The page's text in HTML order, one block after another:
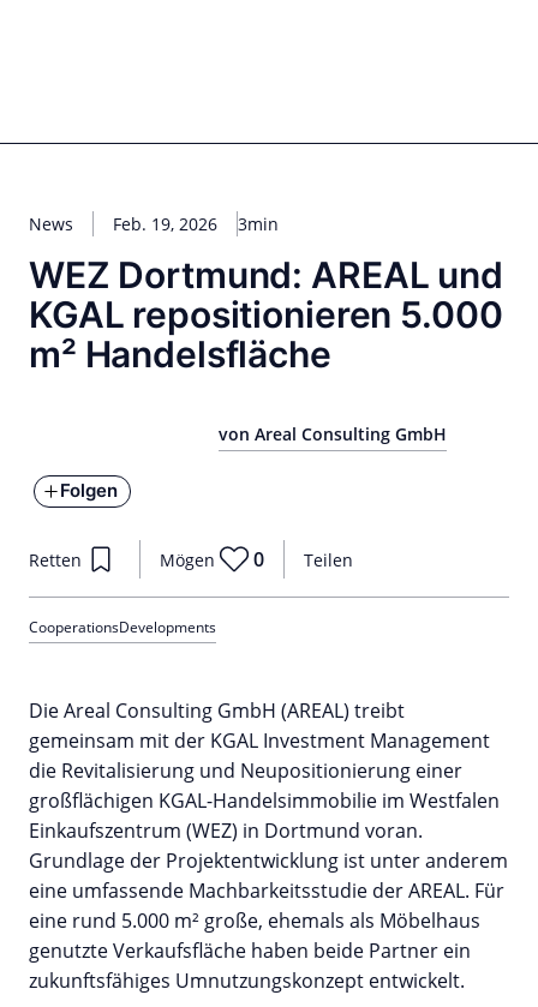
News Feb. 19, 2026 3min
WEZ Dortmund: AREAL und
KGAL repositionieren 5.000
m² Handelsfläche
von Areal Consulting GmbH
Folgen
Teilen
Retten Mögen 0
CooperationsDevelopments
Die Areal Consulting GmbH (AREAL) treibt
gemeinsam mit der KGAL Investment Management
die Revitalisierung und Neupositionierung einer
großflächigen KGAL-Handelsimmobilie im Westfalen
Einkaufszentrum (WEZ) in Dortmund voran.
Grundlage der Projektentwicklung ist unter anderem
eine umfassende Machbarkeitsstudie der AREAL. Für
eine rund 5.000 m² große, ehemals als Möbelhaus
genutzte Verkaufsfläche haben beide Partner ein
zukunftsfähiges Umnutzungskonzept entwickelt.